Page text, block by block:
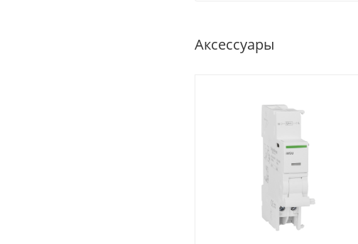
Аксессуары